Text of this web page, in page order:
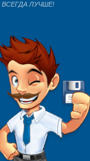
ЛУЧШЕ!